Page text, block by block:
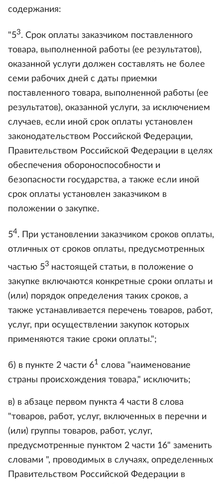
содержания:
"53. Срок оплаты заказчиком поставленного
товара, выполненной работы (ее результатов),
оказанной услуги должен составлять не более
семи рабочих дней с даты приемки
поставленного товара, выполненной работы (ее
результатов), оказанной услуги, за исключением
случаев, если иной срок оплаты установлен
законодательством Российской Федерации,
Правительством Российской Федерации в целях
обеспечения обороноспособности и
безопасности государства, а также если иной
срок оплаты установлен заказчиком в
положении о закупке.
54. При установлении заказчиком сроков оплаты,
отличных от сроков оплаты, предусмотренных
частью 53 настоящей статьи, в положение о
закупке включаются конкретные сроки оплаты и
(или) порядок определения таких сроков, а
также устанавливается перечень товаров, работ,
услуг, при осуществлении закупок которых
применяются такие сроки оплаты.";
б) в пункте 2 части 61 слова "наименование
страны происхождения товара," исключить;
в) в абзаце первом пункта 4 части 8 слова
"товаров, работ, услуг, включенных в перечни и
(или) группы товаров, работ, услуг,
предусмотренные пунктом 2 части 16" заменить
словами ", проводимых в случаях, определенных
Правительством Российской Федерации в